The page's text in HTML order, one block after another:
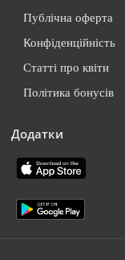
Публічна оферта
Конфіденційність
Статті про квіти
Політика бонусів
Додатки